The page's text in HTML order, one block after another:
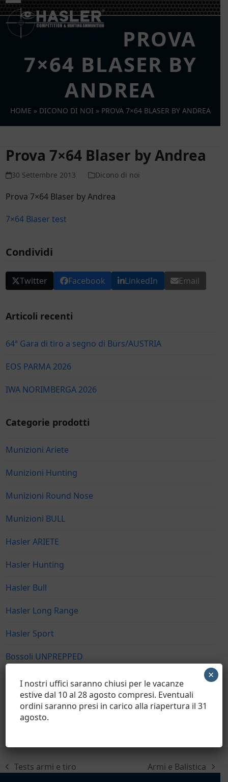
Skip
to
content
Open
mobile
Close
mobile
PROVA
7×64 BLASER BY
ANDREA
HOME » DICONO DI NOI » PROVA 7×64 BLASER BY ANDREA
Prova 7×64 Blaser by Andrea
30 Settembre 2013 Dicono di noi
Prova 7×64 Blaser by Andrea
7×64 Blaser test
Condividi
Twitter Facebook LinkedIn Email
Articoli recenti
64ª Gara di tiro a segno di Bürs/AUSTRIA
EOS PARMA 2026
IWA NORIMBERGA 2026
Categorie prodotti
Munizioni Ariete
Munizioni Hunting
Munizioni Round Nose
Munizioni BULL
Hasler ARIETE
Hasler Hunting
Hasler Bull
Hasler Long Range
Hasler Sport
Bossoli UNPREPPED
Bossoli FULLY PREPPED
Carrello
postTests armi e tiro
articolo
Armi e Balistica
I nostri uffici saranno chiusi per le vacanze
estive dal 10 al 28 agosto compresi. Eventuali
ordini saranno presi in carico alla riapertura il 31
agosto.
×